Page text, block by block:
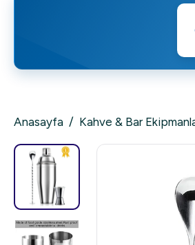
Anasayfa / Kahve & Bar